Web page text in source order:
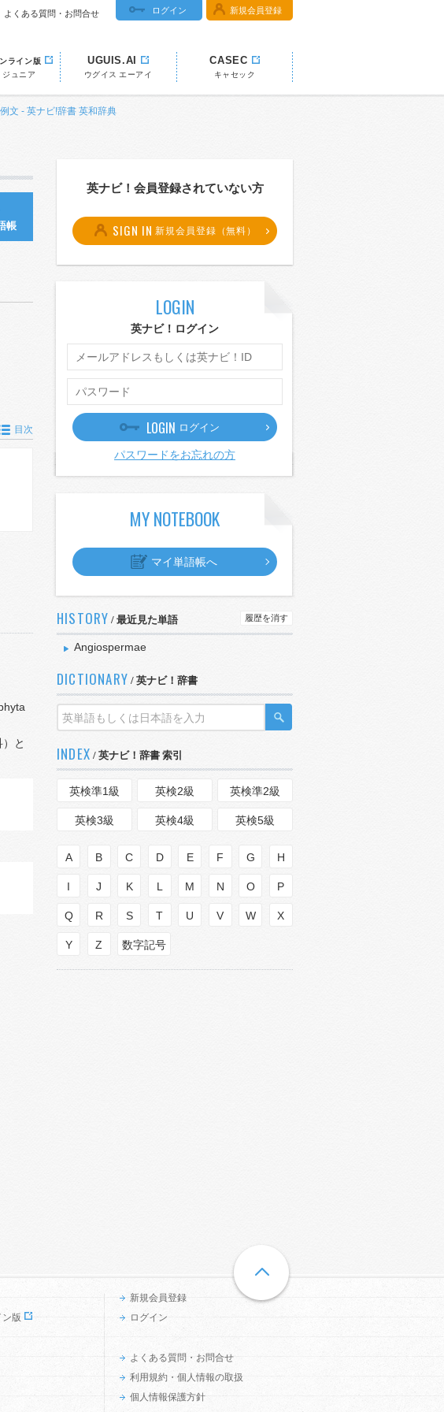
よくある質問・お問合せ ログイン 新規会員登録
ライン版
ュニア
UGUIS.AI
ウグイス エーアイ
CASEC
キャセック
文 - 英ナビ!辞書 英和辞典
帳
目次
と
英ナビ！会員登録されていない方
SIGN IN 新規会員登録（無料）
LOGIN
英ナビ！ログイン
LOGIN ログイン
パスワードをお忘れの方
MY NOTEBOOK
マイ単語帳へ
HISTORY / 最近見た単語 履歴を消す
Angiospermae
DICTIONARY / 英ナビ！辞書
INDEX / 英ナビ！辞書 索引
英検準1級 英検2級 英検準2級
英検3級 英検4級 英検5級
A B C D E F G H
I J K L M N O P
Q R S T U V W X
Y Z 数字記号
ン版
新規会員登録
ログイン
よくある質問・お問合せ
利用規約・個人情報の取扱
個人情報保護方針